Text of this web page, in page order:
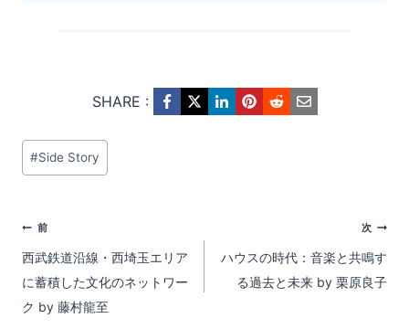
SHARE :
投
稿
グ:
#Side Story
投
稿
ナ
前
西武鉄道沿線・西埼玉エリア
に蓄積した文化のネットワー
ク by 藤村龍至
次
ハウスの時代：音楽と共鳴す
る過去と未来 by 栗原良子